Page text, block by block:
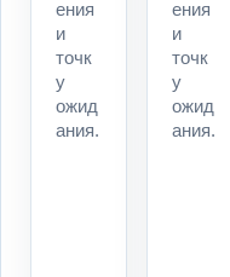
ения
и
точк
у
ожид
ания.
ения
и
точк
у
ожид
ания.